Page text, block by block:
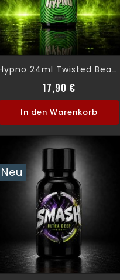
Hypno 24ml Twisted Beast
17,90 €
In den Warenkorb
Neu